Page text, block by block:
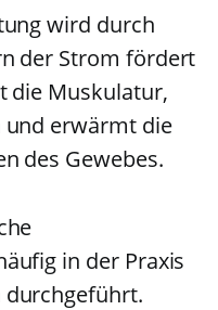
wird durch
der Strom fördert
die Muskulatur,
und erwärmt die
des Gewebes.
in der Praxis
durchgeführt.